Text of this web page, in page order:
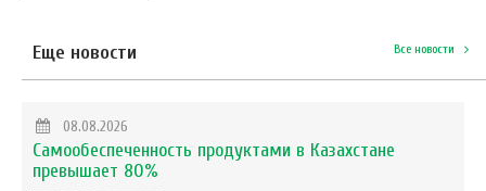
Еще новости Все новости
08.08.2026
Самообеспеченность продуктами в Казахстане
превышает 80%